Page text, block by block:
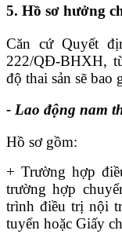
5. Hồ sơ hưởng
Căn cứ Quyết
222/QĐ-BHXH,
độ thai sản sẽ bao
- Lao động nam
Hồ sơ gồm:
+ Trường hợp
trường hợp
trình điều trị nội
tuyến hoặc Giấy